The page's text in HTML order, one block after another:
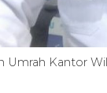
Umrah Kantor